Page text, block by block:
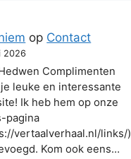
op Contact
2026
Complimenten
leuke en interessante
Ik heb hem op onze
pagina
vertaalverhaal.nl/links/)
Kom ook eens…